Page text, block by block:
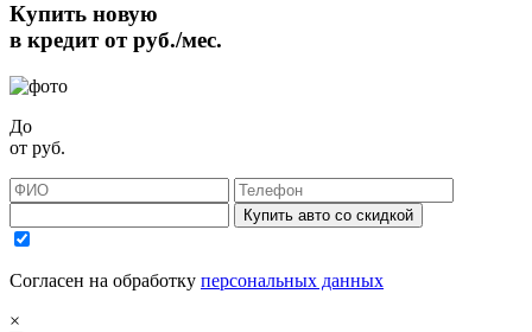
Купить новую
в кредит отруб./мес.
До
от руб.
Купить авто со скидкой
Согласен на обработку персональных данных
×